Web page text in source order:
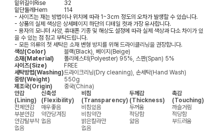
밑위길이Rise
32
밑단둘레Hem
114
- 사이즈는 재는 방법이나 위치에 따라 1~3cm 정도의 오차가 발생할 수 있습니다.
- 상품의 실제 색상은 상세페이지 하단의 디테일 컷과 가장 유사합니다.
- 용자의 모니터 사양, 휴대폰 기종 및 해상도 설정에 따라 실제 색상과 다소 차이가 있
을 수 있는 점 참고 부탁드립니다.
- 모든 의류의 첫 세탁은 소재 변형 방지를 위해 드라이클리닝을 권장합니다.
색상(Color)
블랙(Black), 베이지(Beige)
소재(Material)
폴리에스터(Polyester) 95%, 스판(Span) 5%
사이즈(Size)
FREE
세탁방법(Washing)드라이크리닝(Dry cleaning), 손세탁(Hand Wash)
중량(Weight)
550g
제조국(Origin)
중국(China)
안감
(Lining)
신축성
(Flexibility)
비침
(Transparency)
두께감
(Thickness)
촉감
(Touching)
전체안감
매우좋음 비침있음 두꺼움
까슬거림
부분안감
약간당겨짐 비침약간 적당함
적당함
안감탈부착 없음 밝은칼라만 얇음
부드러움
없음
없음